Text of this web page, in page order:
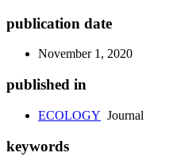
publication date
November 1, 2020
published in
ECOLOGY Journal
keywords